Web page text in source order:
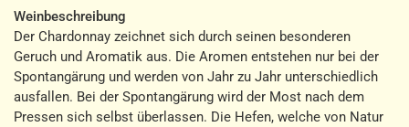
Weinbeschreibung
Der Chardonnay zeichnet sich durch seinen besonderen
Geruch und Aromatik aus. Die Aromen entstehen nur bei der
Spontangärung und werden von Jahr zu Jahr unterschiedlich
ausfallen. Bei der Spontangärung wird der Most nach dem
Pressen sich selbst überlassen. Die Hefen, welche von Natur